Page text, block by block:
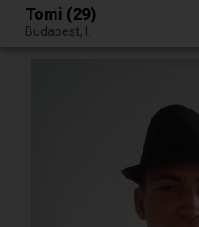
Egy jó randiból bármi lehet.
Tomi (29)
Budapest, I.